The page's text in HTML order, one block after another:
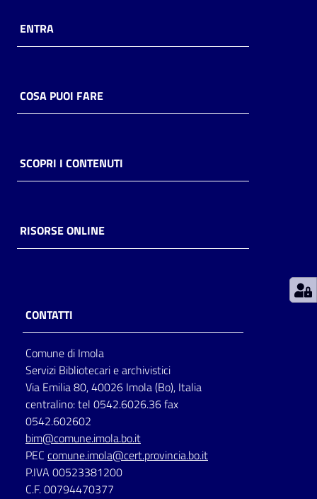
Risorse
online
Casa
Piani
storico
per
lettura
Seguici
su
ENTRA
COSA PUOI FARE
SCOPRI I CONTENUTI
RISORSE ONLINE
CONTATTI
Comune di Imola
Servizi Bibliotecari e archivistici
Via Emilia 80, 40026 Imola (Bo), Italia
centralino: tel 0542.6026.36 fax
0542.602602
bim@comune.imola.bo.it
PEC comune.imola@cert.provincia.bo.it
P.IVA 00523381200
C.F. 00794470377